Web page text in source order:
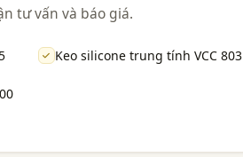
tư vấn và báo giá.
Keo silicone trung tính VCC 803